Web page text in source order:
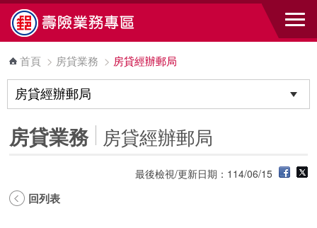
跳到主要內容區塊
首頁 > 房貸業務 > 房貸經辦郵局
房貸業務 房貸經辦郵局
最後檢視/更新日期：114/06/15
回列表